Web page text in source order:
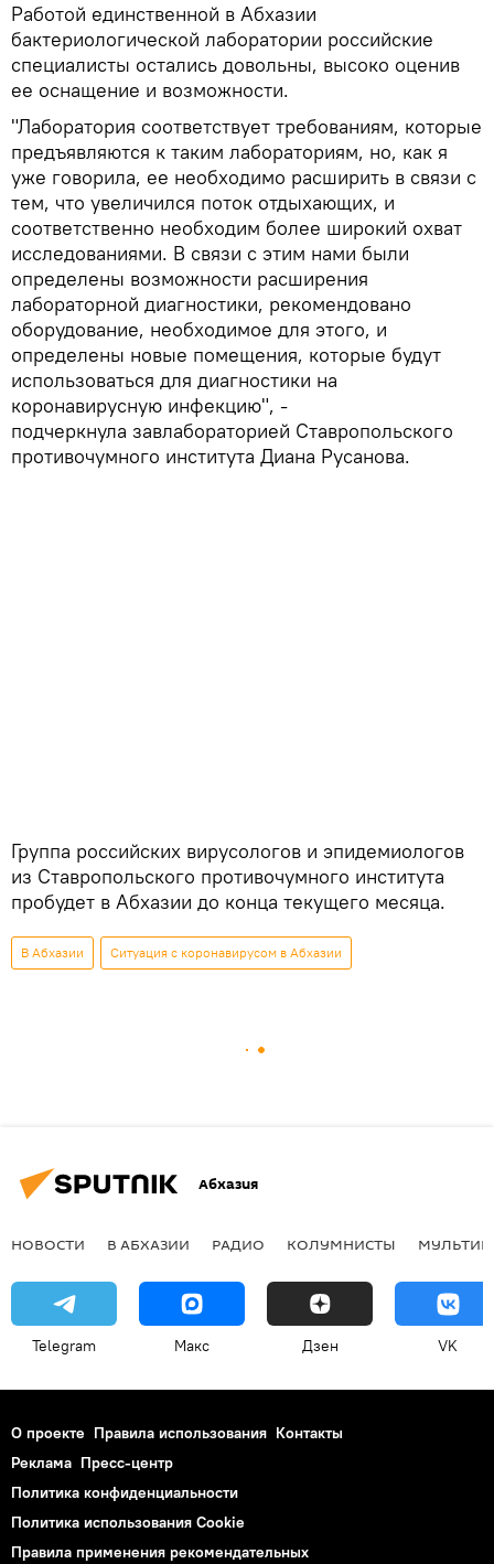
Работой единственной в Абхазии
бактериологической лаборатории российские
специалисты остались довольны, высоко оценив
ее оснащение и возможности.
"Лаборатория соответствует требованиям, которые
предъявляются к таким лабораториям, но, как я
уже говорила, ее необходимо расширить в связи с
тем, что увеличился поток отдыхающих, и
соответственно необходим более широкий охват
исследованиями. В связи с этим нами были
определены возможности расширения
лабораторной диагностики, рекомендовано
оборудование, необходимое для этого, и
определены новые помещения, которые будут
использоваться для диагностики на
коронавирусную инфекцию", -
подчеркнула завлабораторией Ставропольского
противочумного института Диана Русанова.
Группа российских вирусологов и эпидемиологов
из Ставропольского противочумного института
пробудет в Абхазии до конца текущего месяца.
В Абхазии Ситуация с коронавирусом в Абхазии
Абхазия
НОВОСТИ В АБХАЗИИ РАДИО КОЛУМНИСТЫ
Telegram Макс Дзен VK
О проекте Правила использования Контакты
Реклама Пресс-центр
Политика конфиденциальности
Политика использования Cookie
Правила применения рекомендательных